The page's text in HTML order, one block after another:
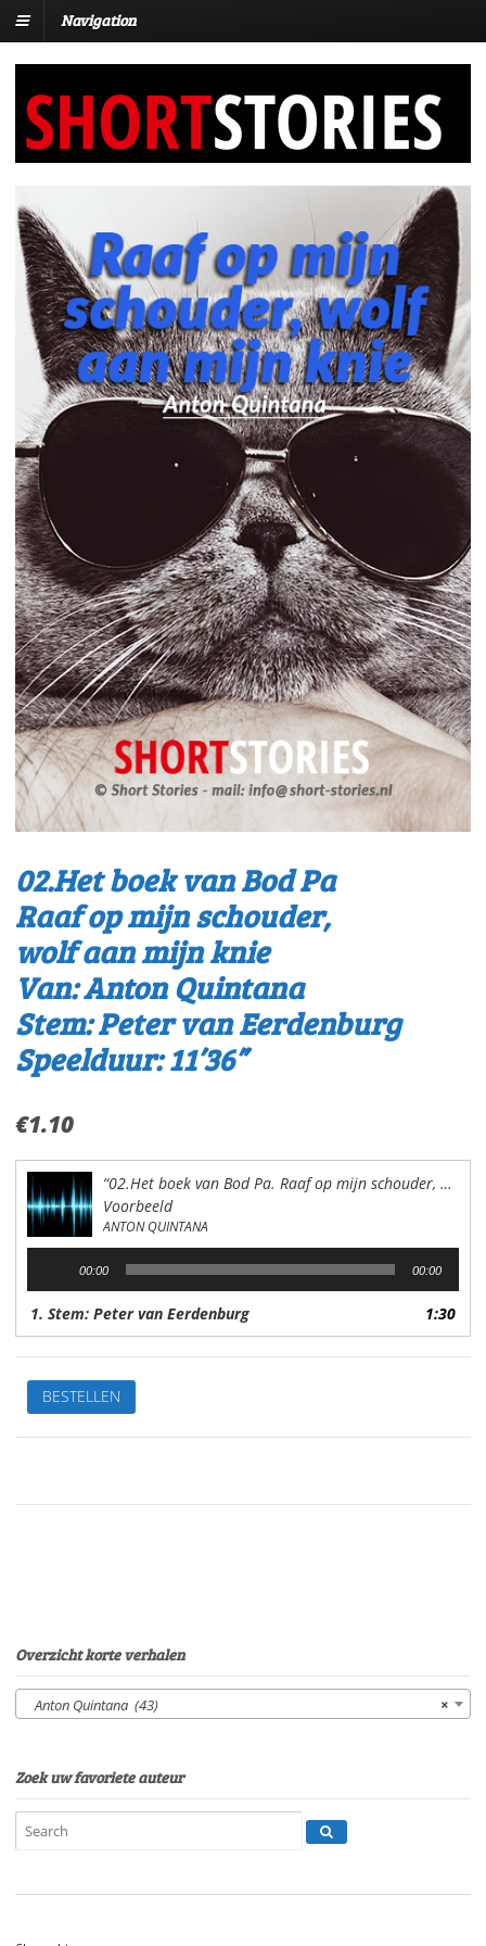
Navigation
02.Het boek van Bod Pa
Raaf op mijn schouder,
wolf aan mijn knie
Van: Anton Quintana
Stem: Peter van Eerdenburg
Speelduur: 11’36”
€1.10
“02.Het boek van Bod Pa. Raaf op mijn schouder, wolf aan mijn knie”
Voorbeeld
ANTON QUINTANA
00:00 00:00
1. Stem: Peter van Eerdenburg 1:30
02.Het
boek
van
op
QuintanaStem:
Peter
van
aantal
BESTELLEN
Overzicht korte verhalen
×
Anton Quintana (43)
Zoek uw favoriete auteur